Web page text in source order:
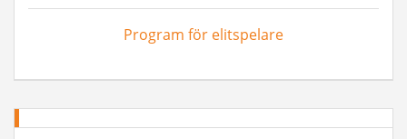
Program för elitspelare